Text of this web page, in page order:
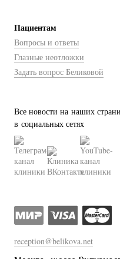
Пациентам
Вопросы и ответы
Глазные неотложки
Задать вопрос Беликовой
Все новости на наших
в социальных сетях
reception@belikova.net